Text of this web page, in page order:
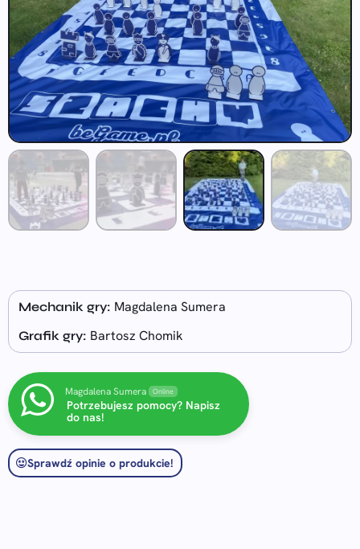
Mechanik gry: Magdalena Sumera
Grafik gry: Bartosz Chomik
Magdalena Sumera Online
Potrzebujesz pomocy? Napisz
do nas!
Sprawdź opinie o produkcie!